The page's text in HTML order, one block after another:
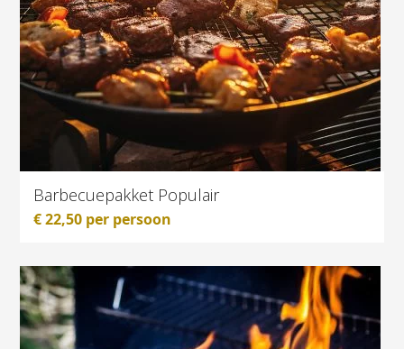
Barbecuepakket Populair
€22,50 per persoon